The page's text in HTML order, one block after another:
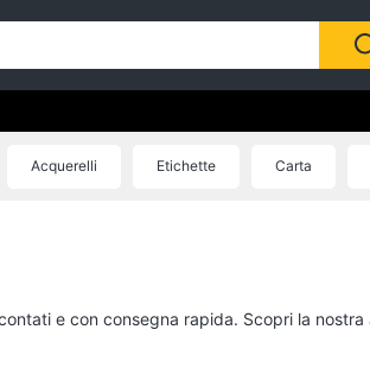
Acquerelli Etichette Carta
e con consegna rapida. Scopri la